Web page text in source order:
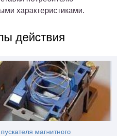
характеристиками.
действия
магнитного